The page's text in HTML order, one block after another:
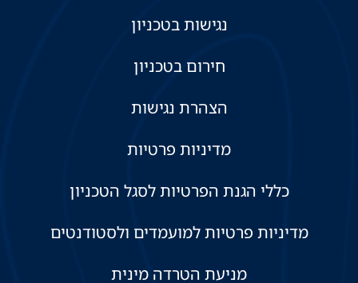
נגישות בטכניון
חירום בטכניון
הצהרת נגישות
מדיניות פרטיות
כללי הגנת הפרטיות לסגל הטכניון
מדיניות פרטיות למועמדים ולסטודנטים
מניעת הטרדה מינית